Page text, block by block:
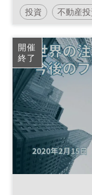
～いま注目
投資 不動産投
インフラファンド
開催
終了